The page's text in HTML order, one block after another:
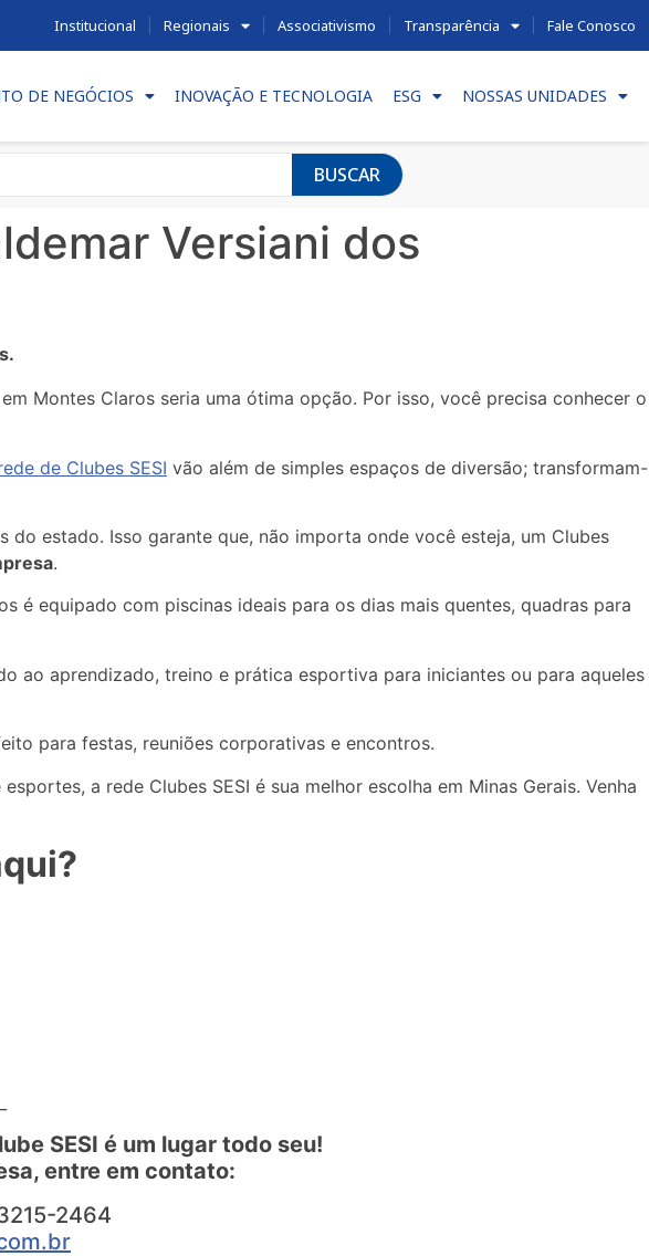
Institucional Regionais Associativismo Transparência Fale Conosco
DE NEGÓCIOS INOVAÇÃO E TECNOLOGIA ESG NOSSAS UNIDADES
BUSCAR
Versiani dos
Montes Claros seria uma ótima opção. Por isso, você precisa conhecer o
de Clubes SESI vão além de simples espaços de diversão; transformam-
estado. Isso garante que, não importa onde você esteja, um Clubes
.
é equipado com piscinas ideais para os dias mais quentes, quadras para
ao aprendizado, treino e prática esportiva para iniciantes ou para aqueles
para festas, reuniões corporativas e encontros.
a rede Clubes SESI é sua melhor escolha em Minas Gerais. Venha
SESI é um lugar todo seu!
entre em contato:
2464